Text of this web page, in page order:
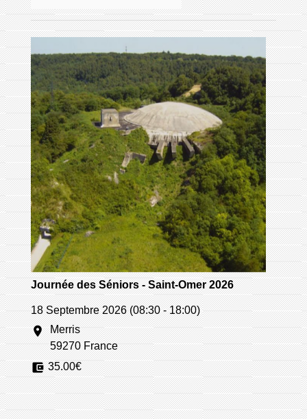
Journée des Séniors - Saint-Omer 2026
18 Septembre 2026 (08:30 - 18:00)
location_on Merris
59270 France
account_balance_wallet 35.00€